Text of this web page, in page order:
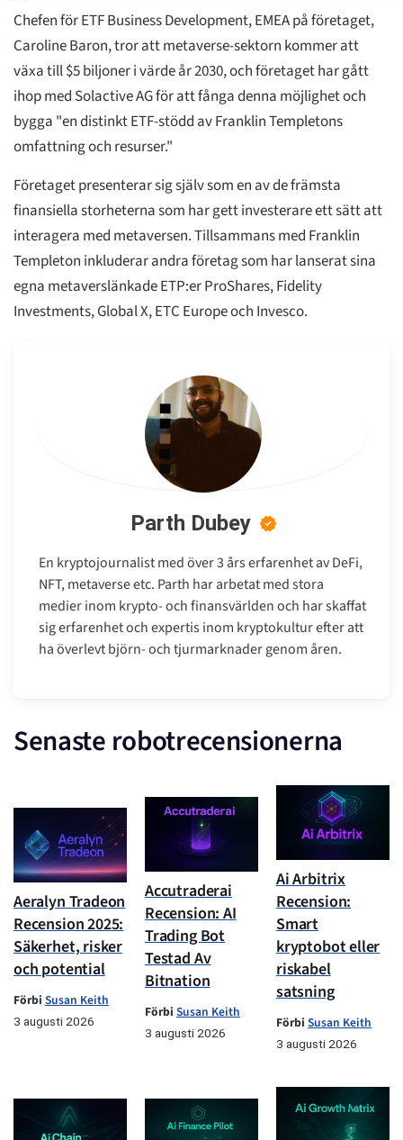
Chefen för ETF Business Development, EMEA på företaget,
Caroline Baron, tror att metaverse-sektorn kommer att
växa till $5 biljoner i värde år 2030, och företaget har gått
ihop med Solactive AG för att fånga denna möjlighet och
bygga "en distinkt ETF-stödd av Franklin Templetons
omfattning och resurser."
Företaget presenterar sig själv som en av de främsta
finansiella storheterna som har gett investerare ett sätt att
interagera med metaversen. Tillsammans med Franklin
Templeton inkluderar andra företag som har lanserat sina
egna metaverslänkade ETP:er ProShares, Fidelity
Investments, Global X, ETC Europe och Invesco.
Parth Dubey
En kryptojournalist med över 3 års erfarenhet av DeFi,
NFT, metaverse etc. Parth har arbetat med stora
medier inom krypto- och finansvärlden och har skaffat
sig erfarenhet och expertis inom kryptokultur efter att
ha överlevt björn- och tjurmarknader genom åren.
Senaste robotrecensionerna
Aeralyn Tradeon
Recension 2025:
Säkerhet, risker
och potential
Förbi Susan Keith
3 augusti 2026
Accutraderai
Recension: AI
Trading Bot
Testad Av
Bitnation
Förbi Susan Keith
3 augusti 2026
Ai Arbitrix
Recension:
Smart
kryptobot eller
riskabel
satsning
Förbi Susan Keith
3 augusti 2026